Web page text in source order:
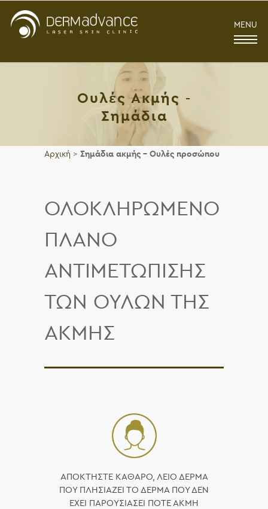
MENU
Ουλές Ακμής -
Σημάδια
Αρχική > Σημάδια ακμής – Ουλές προσώπου
ΟΛΟΚΛΗΡΩΜΕΝΟ
ΠΛΑΝΟ
ΑΝΤΙΜΕΤΩΠΙΣΗΣ
ΤΩΝ ΟΥΛΩΝ ΤΗΣ
ΑΚΜΗΣ
ΑΠΟΚΤΗΣΤΕ ΚΑΘΑΡΟ, ΛΕΙΟ ΔΕΡΜΑ
ΠΟΥ ΠΛΗΣΙΑΖΕΙ ΤΟ ΔΕΡΜΑ ΠΟΥ ΔΕΝ
ΈΧΕΙ ΠΑΡΟΥΣΙΑΣΕΙ ΠΟΤΕ ΑΚΜΗ